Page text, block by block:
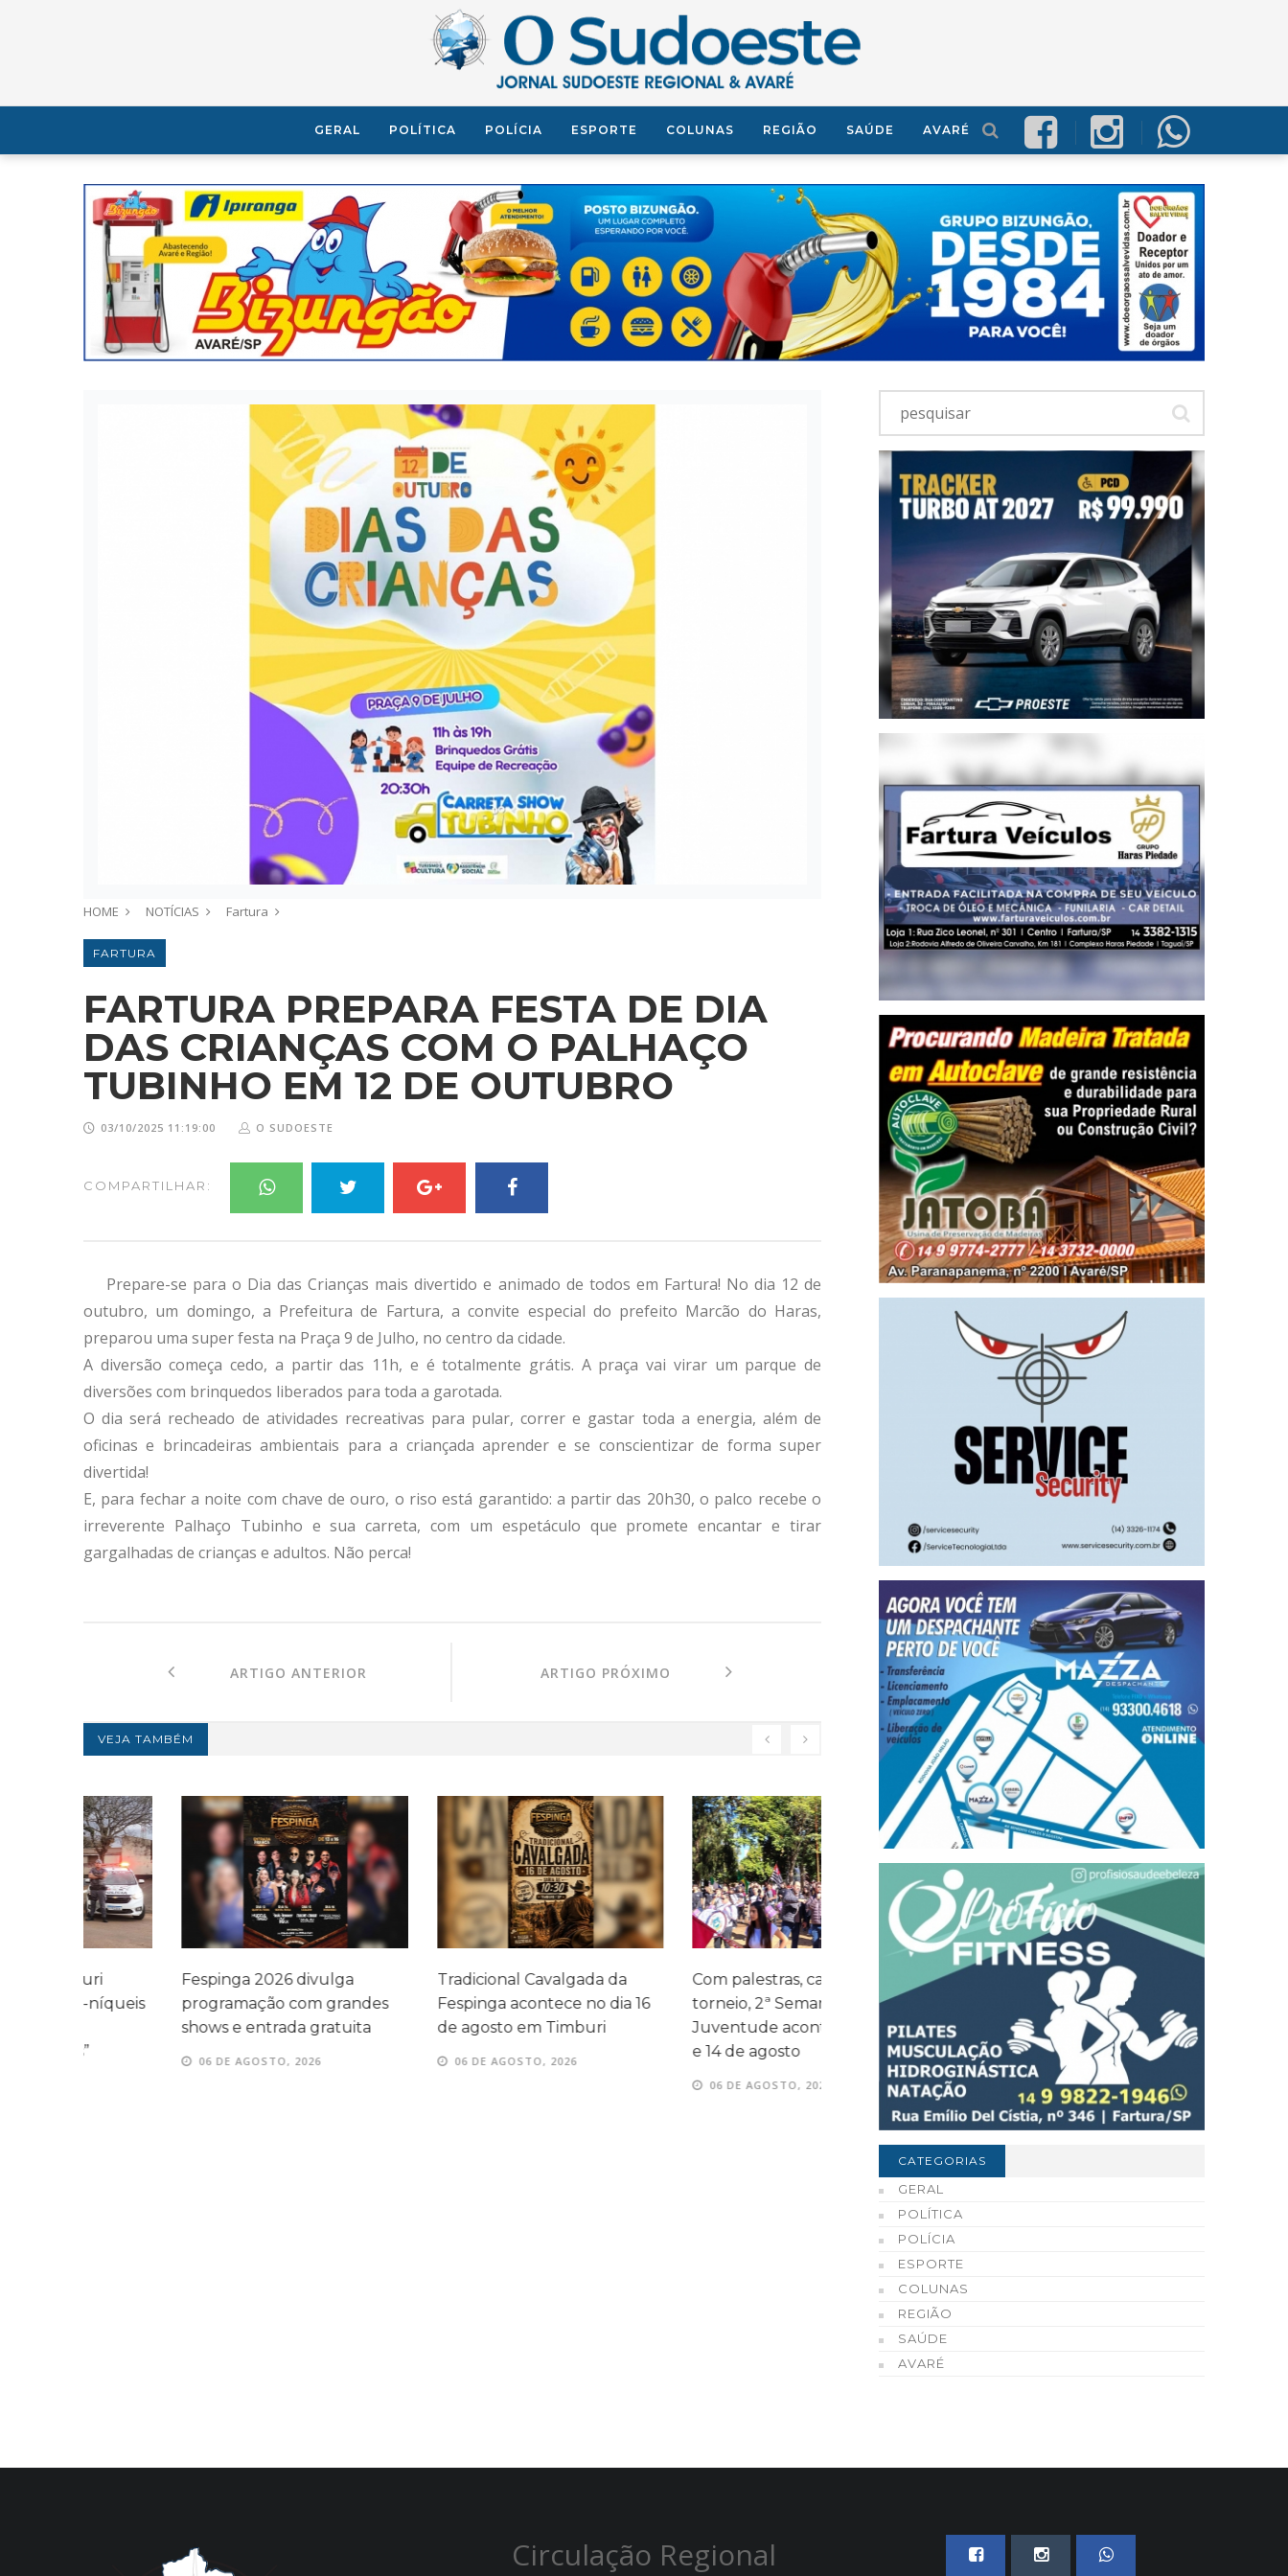
GERAL POLÍTICA POLÍCIA ESPORTE COLUNAS REGIÃO SAÚDE AVARÉ
HOME NOTÍCIAS Fartura
FARTURA
FARTURA PREPARA FESTA DE DIA
DAS CRIANÇAS COM O PALHAÇO
TUBINHO EM 12 DE OUTUBRO
03/10/2025 11:19:00 O SUDOESTE
COMPARTILHAR:
Prepare-se para o Dia das Crianças mais divertido e animado de todos em Fartura! No dia 12 de
outubro, um domingo, a Prefeitura de Fartura, a convite especial do prefeito Marcão do Haras,
preparou uma super festa na Praça 9 de Julho, no centro da cidade.
A diversão começa cedo, a partir das 11h, e é totalmente grátis. A praça vai virar um parque de
diversões com brinquedos liberados para toda a garotada.
O dia será recheado de atividades recreativas para pular, correr e gastar toda a energia, além de
oficinas e brincadeiras ambientais para a criançada aprender e se conscientizar de forma super
divertida!
E, para fechar a noite com chave de ouro, o riso está garantido: a partir das 20h30, o palco recebe o
irreverente Palhaço Tubinho e sua carreta, com um espetáculo que promete encantar e tirar
gargalhadas de crianças e adultos. Não perca!
ARTIGO ANTERIOR ARTIGO PRÓXIMO
VEJA TAMBÉM
Fespinga 2026 divulga
programação com grandes
shows e entrada gratuita
06 DE AGOSTO, 2026
Tradicional Cavalgada da
Fespinga acontece no dia 16
de agosto em Timburi
06 DE AGOSTO, 2026
Com palestras, caminhada e
torneio, 2ª Semana da
Juventude acontece entre 11
e 14 de agosto
06 DE AGOSTO, 2026
Avaliação de Monitoramento
fortalece acompanhamento
da aprendizagem em Avaré
06 DE AGOSTO, 2026
Final da Copa iGO de
Avareense acontece
sexta-feira, dia 7
06 DE AGOSTO, 2026
CATEGORIAS
GERAL
POLÍTICA
POLÍCIA
ESPORTE
COLUNAS
REGIÃO
SAÚDE
AVARÉ
Circulação Regional